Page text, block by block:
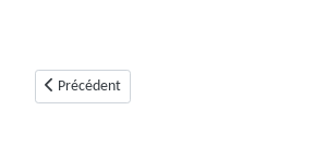
Article précédent : Carte Lidar HD des
Précédent